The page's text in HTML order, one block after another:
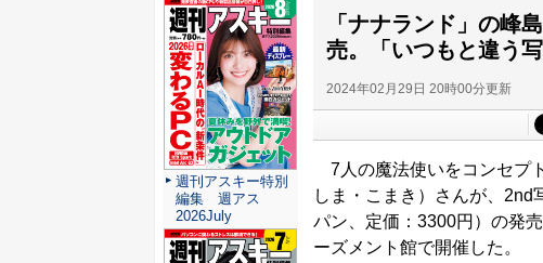
「ナナランド」の峰
売。「いつもと違う
2024年02月29日 20時00分更新
7人の魔法使いをコンセプ
しま・こまき）さんが、2nd
パン、定価：3300円）の発
ーズメント館で開催した。
週刊アスキー特別
編集 週アス
2026July